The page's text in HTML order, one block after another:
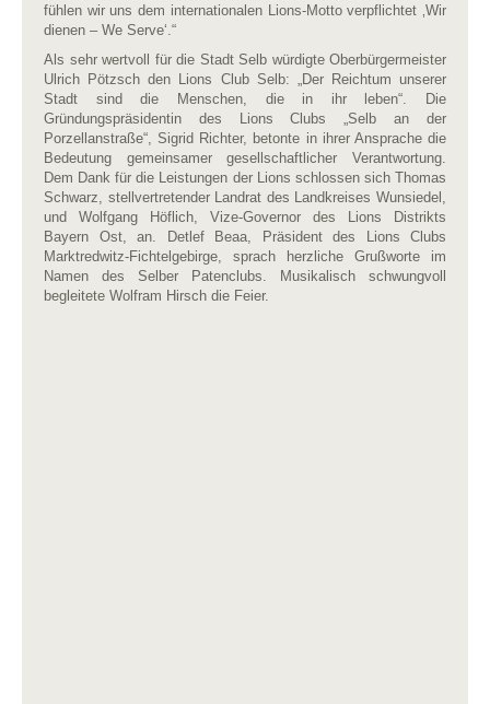
fühlen wir uns dem internationalen Lions-Motto verpflichtet ‚Wir
dienen – We Serve‘.“
Als sehr wertvoll für die Stadt Selb würdigte Oberbürgermeister
Ulrich Pötzsch den Lions Club Selb: „Der Reichtum unserer
Stadt sind die Menschen, die in ihr leben“. Die
Gründungspräsidentin des Lions Clubs „Selb an der
Porzellanstraße“, Sigrid Richter, betonte in ihrer Ansprache die
Bedeutung gemeinsamer gesellschaftlicher Verantwortung.
Dem Dank für die Leistungen der Lions schlossen sich Thomas
Schwarz, stellvertretender Landrat des Landkreises Wunsiedel,
und Wolfgang Höflich, Vize-Governor des Lions Distrikts
Bayern Ost, an. Detlef Beaa, Präsident des Lions Clubs
Marktredwitz-Fichtelgebirge, sprach herzliche Grußworte im
Namen des Selber Patenclubs. Musikalisch schwungvoll
begleitete Wolfram Hirsch die Feier.